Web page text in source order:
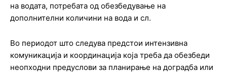
на водата, потребата од обезбедување на
дополнителни количини на вода и сл.
Во периодот што следува предстои интензивна
комуникација и координација која треба да обезбеди
неопходни предуслови за планирање на доградба или